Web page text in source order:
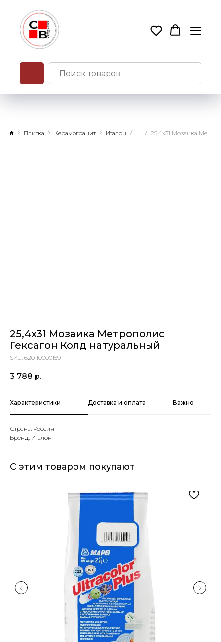
Плитка Керамогранит Италон
25,4х31 Мозаика Метрополис
Гексагон Колд натуральный
SKU: 620110000159
3 788 р.
Характеристики Доставка и оплата Важно
Страна: Россия
Бренд: Италон
С этим товаром покупают